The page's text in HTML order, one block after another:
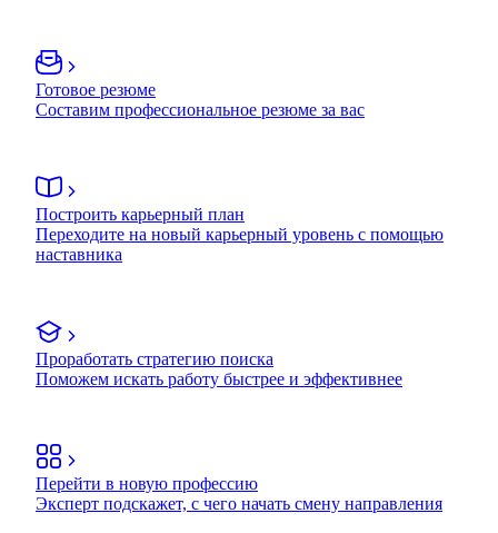
Готовое резюме
Составим профессиональное резюме за вас
Построить карьерный план
Переходите на новый карьерный уровень с помощью
наставника
Проработать стратегию поиска
Поможем искать работу быстрее и эффективнее
Перейти в новую профессию
Эксперт подскажет, с чего начать смену направления